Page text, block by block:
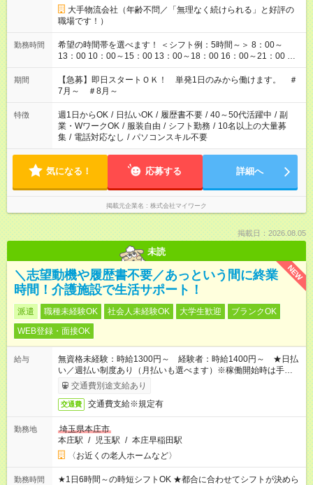
大手物流会社（年齢不問／「無理なく続けられる」と好評の
職場です！）
勤務時間
希望の時間帯を選べます！ ＜シフト例：5時間～＞ 8：00～
13：00 10：00～15：00 13：00～18：00 16：00～21：00 ＜
シフト例：8時間～＞ ・10：00～19：00 ・13：00～22：00 ・
22：00～翌6：00 など！是非ご希望をお聞かせください！
期間
【急募】即日スタートＯＫ！ 単発1日のみから働けます。 ＃
7月～ ＃8月～
特徴 週1日からOK / 日払いOK / 履歴書不要 / 40～50代活躍中 / 副
業・WワークOK / 服装自由 / シフト勤務 / 10名以上の大量募
集 / 電話対応なし / パソコンスキル不要
気になる！ 応募する 詳細へ
掲載元企業名 株式会社マイワーク
掲載日：2026.08.05
未読
NEW
＼志望動機や履歴書不要／あっという間に終業
時間！介護施設で生活サポート！
派遣 職種未経験OK 社会人未経験OK 大学生歓迎
ブランクOK
WEB登録・面接OK
給与
無資格未経験：時給1300円～ 経験者：時給1400円～ ★日払
い／週払い制度あり（月払いも選べます）※稼働開始時は手続き
完了次第のお支払いとなります。
交通費別途支給あり
交通費 交通費支給※規定有
勤務地
埼玉県本庄市
本庄駅 / 児玉駅 / 本庄早稲田駅
〈お近くの老人ホームなど〉
勤務時間
★1日6時間～の時短シフトOK ★都合に合わせてシフトが決めら